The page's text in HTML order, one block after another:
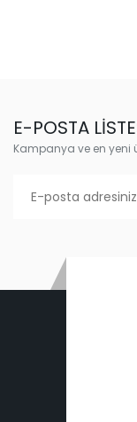
E-POSTA
Kampanya ve en yeni